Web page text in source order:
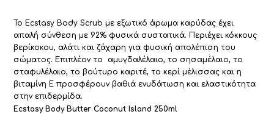
Το Ecstasy Body Scrub με εξωτικό άρωμα καρύδας έχει
απαλή σύνθεση με 92% φυσικά συστατικά. Περιέχει κόκκους
βερίκοκου, αλάτι και ζάχαρη για φυσική απολέπιση του
σώματος. Επιπλέον το αμυγδαλέλαιο, το σησαμέλαιο, το
σταφυλέλαιο, το βούτυρο καριτέ, το κερί μέλισσας και η
βιταμίνη Ε προσφέρουν βαθιά ενυδάτωση και ελαστικότητα
στην επιδερμίδα.
Ecstasy Body Butter Coconut Island 250ml